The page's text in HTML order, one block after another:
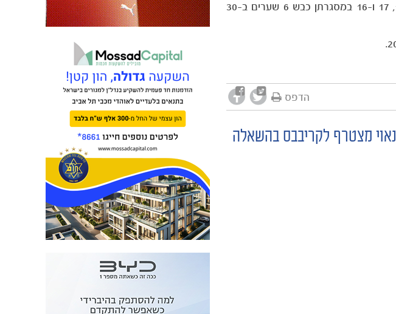
עולי ייצג את הנבחרות הצעירה של ישראל עד גיל 21, ובנבחרות הנוער והנערים עד גיל 19, 17 ו-16 במסגרתן כבש 6 שערים ב-30
הדפס
נאוי מצטרף לקריבבס בהשאלה